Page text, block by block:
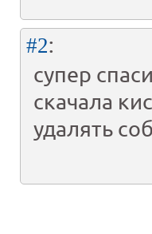
#2:
супер
скачала
удалять